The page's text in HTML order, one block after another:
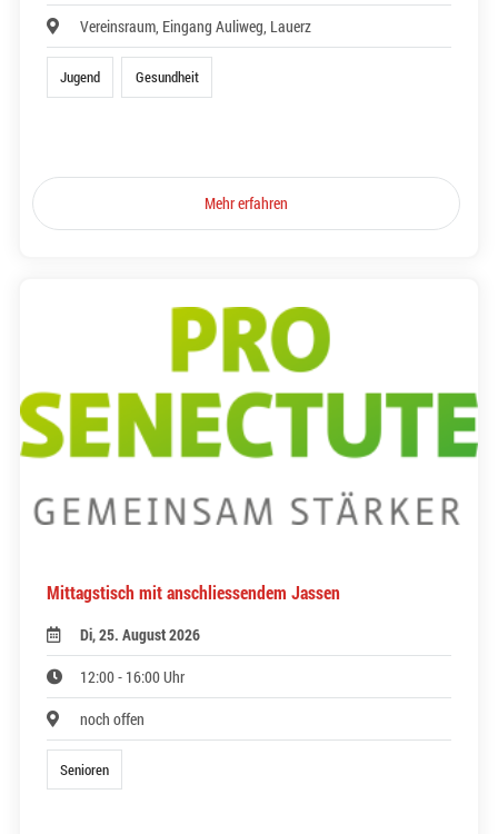
Vereinsraum, Eingang Auliweg, Lauerz
Jugend Gesundheit
Mehr erfahren
Mittagstisch mit anschliessendem Jassen
Di, 25. August 2026
12:00 - 16:00 Uhr
noch offen
Senioren